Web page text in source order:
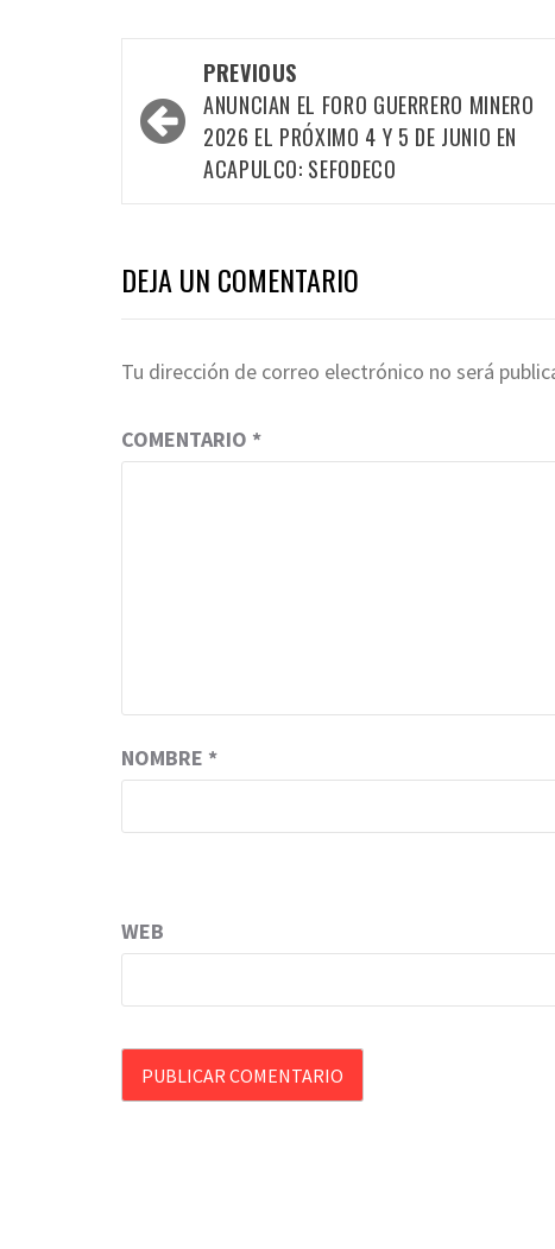
navigation
PREVIOUS
ANUNCIAN EL FORO GUERRERO MINERO
2026 EL PRÓXIMO 4 Y 5 DE JUNIO EN
ACAPULCO: SEFODECO
DEJA UN COMENTARIO
Tu dirección de correo electrónico no será
COMENTARIO *
NOMBRE *
WEB